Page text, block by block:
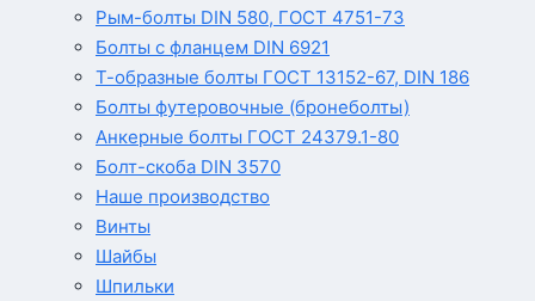
Рым-болты DIN 580, ГОСТ 4751-73
Болты с фланцем DIN 6921
Т-образные болты ГОСТ 13152-67, DIN 186
Болты футеровочные (бронеболты)
Анкерные болты ГОСТ 24379.1-80
Болт-скоба DIN 3570
Наше производство
Винты
Шайбы
Шпильки